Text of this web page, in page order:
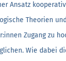
Ansatz
Theorien
Zugang zu
Wie dabei